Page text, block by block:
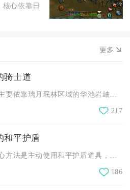
核心依靠日常货运、跑商、据点占领
更多
骑士道
217
和平护盾
186